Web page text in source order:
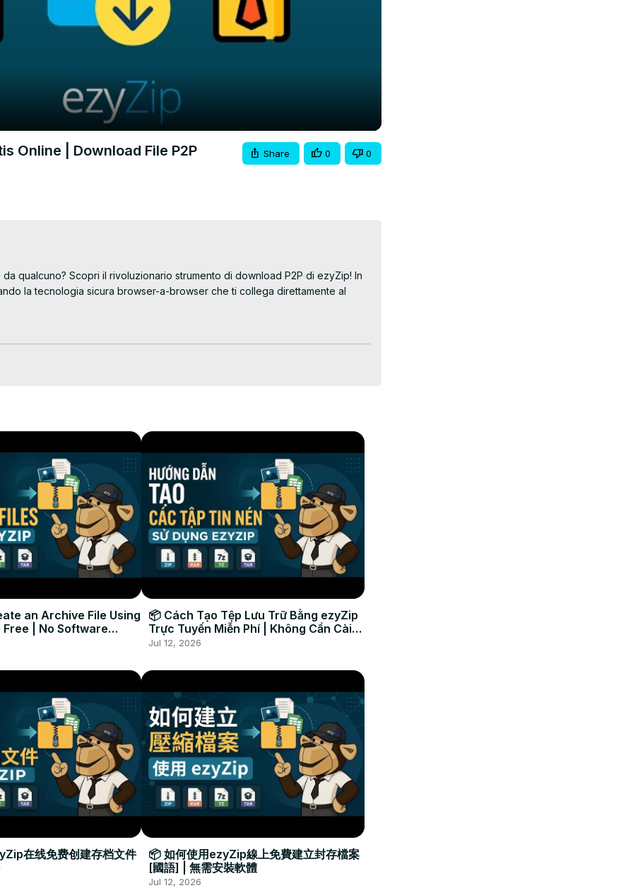
Online | Download File P2P Share 0 0
qualcuno? Scopri il rivoluzionario strumento di download P2P di ezyZip! In
la tecnologia sicura browser-a-browser che ti collega direttamente al
con il mittente.
volta.
a browser garantisce privacy, velocità maggiori, e nessuna
moderno su tutti i sistemi operativi!
#ezyzip
an Archive File Using
Free | No Software
📦 Cách Tạo Tệp Lưu Trữ Bằng ezyZip
Trực Tuyến Miễn Phí | Không Cần Cài
Đặt Phần Mềm
Jul 12, 2026
在线免费创建存档文件
📦 如何使用ezyZip線上免費建立封存檔案
[國語] | 無需安裝軟體
Jul 12, 2026